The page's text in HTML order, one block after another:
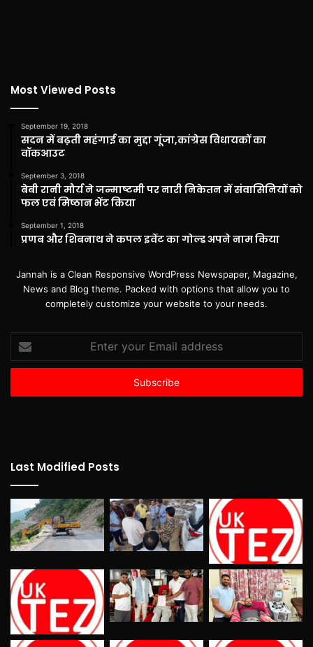
Most Viewed Posts
September 19, 2018
सदन में बढ़ती महंगाई का मुद्दा गूंजा,कांग्रेस विधायकों का
वॉकआउट
September 3, 2018
बेबी रानी मौर्य ने जन्माष्टमी पर नारी निकेतन में संवासिनियों को
फल एवं मिष्ठान भेंट किया
September 1, 2018
प्रणब और शिबनाथ ने कपल इवेंट का गोल्ड अपने नाम किया
Jannah is a Clean Responsive WordPress Newspaper, Magazine,
News and Blog theme. Packed with options that allow you to
completely customize your website to your needs.
your
Email
Last Modified Posts